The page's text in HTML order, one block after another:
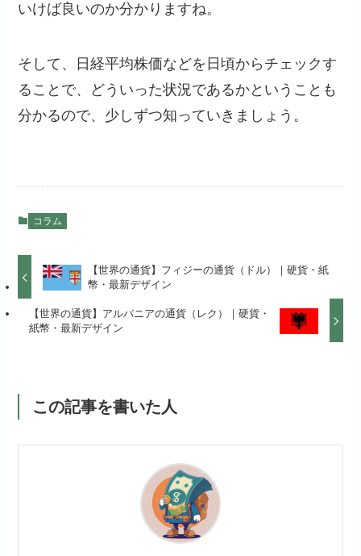
いけば良いのか分かりますね。
そして、日経平均株価などを日頃からチェックす
ることで、どういった状況であるかということも
分かるので、少しずつ知っていきましょう。
コラム
【世界の通貨】フィジーの通貨（ドル）｜硬貨・紙
幣・最新デザイン
【世界の通貨】アルバニアの通貨（レク）｜硬貨・
紙幣・最新デザイン
この記事を書いた人